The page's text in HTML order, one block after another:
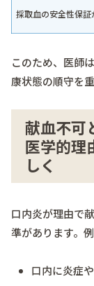
採取血の安全性保証
このため、医師
康状態の順守を
献血不可
医学的理
しく
口内炎が理由で
準があります。
口内に炎症